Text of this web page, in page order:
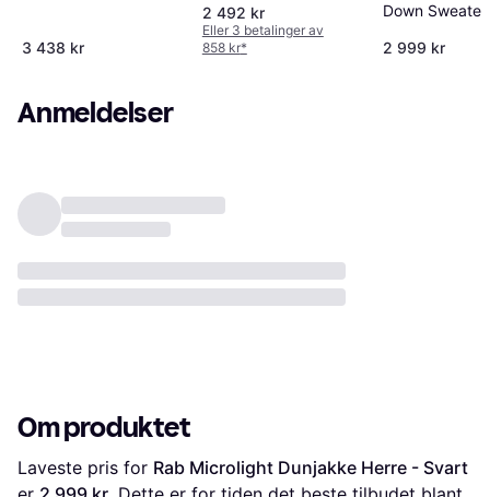
3 438 kr
2 492 kr
Eller 3 betalinger av
858 kr*
Down
2 999 kr
Anmeldelser
Om produktet
Laveste pris for Rab Microlight Dunjakke Herre - Svart